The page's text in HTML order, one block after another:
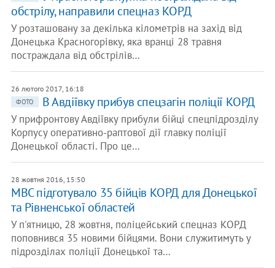
обстрілу, направили спецназ КОРД
У розташовану за декілька кілометрів на захід від
Донецька Красногорівку, яка вранці 28 травня
постраждала від обстрілів…
26 лютого 2017, 16:18
ФОТО В Авдіївку прибув спецзагін поліції КОРД
У прифронтову Авдіївку прибули бійці спецпідрозділу
Корпусу оперативно-раптової дії главку поліції
Донецької області. Про це…
28 жовтня 2016, 15:50
МВС підготувало 35 бійців КОРД для Донецької
та Рівненської областей
У п'ятницю, 28 жовтня, поліцейський спецназ КОРД
поповнився 35 новими бійцями. Вони служитимуть у
підрозділах поліції Донецької та…